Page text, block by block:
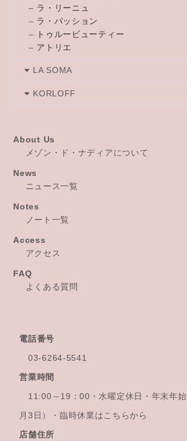
– ラ・リーニュ
– ラ・パッション
–
トゥルービューティー
– アトリエ
LA SOMA
KORLOFF
About Us
メゾン・ド・ナディアについて
News
ニュース一覧
Notes
ノート一覧
Access
アクセス
FAQ
よくある質問
電話番号
03-6264-5541
営業時間
11:00～19：00・水曜定休日・年末年始
月3日）・臨時休業はこちらから
店舗住所